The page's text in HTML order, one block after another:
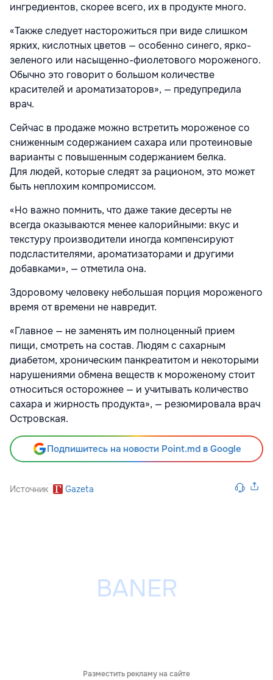
ингредиентов, скорее всего, их в продукте много.
«Также следует насторожиться при виде слишком
ярких, кислотных цветов — особенно синего, ярко-
зеленого или насыщенно-фиолетового мороженого.
Обычно это говорит о большом количестве
красителей и ароматизаторов», — предупредила
врач.
Сейчас в продаже можно встретить мороженое со
сниженным содержанием сахара или протеиновые
варианты с повышенным содержанием белка.
Для людей, которые следят за рационом, это может
быть неплохим компромиссом.
«Но важно помнить, что даже такие десерты не
всегда оказываются менее калорийными: вкус и
текстуру производители иногда компенсируют
подсластителями, ароматизаторами и другими
добавками», — отметила она.
Здоровому человеку небольшая порция мороженого
время от времени не навредит.
«Главное — не заменять им полноценный прием
пищи, смотреть на состав. Людям с сахарным
диабетом, хроническим панкреатитом и некоторыми
нарушениями обмена веществ к мороженому стоит
относиться осторожнее — и учитывать количество
сахара и жирность продукта», — резюмировала врач
Островская.
Подпишитесь на новости Point.md в Google
Источник Gazeta
Разместить рекламу на сайте